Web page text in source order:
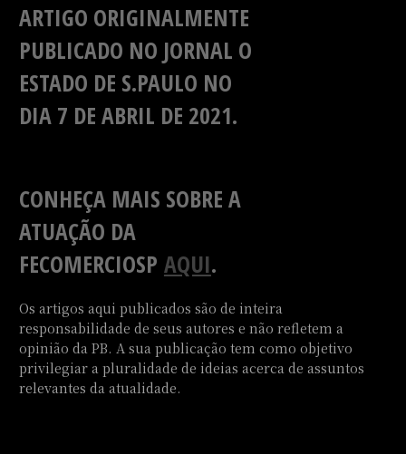
ARTIGO ORIGINALMENTE
PUBLICADO NO JORNAL O
ESTADO DE S.PAULO NO
DIA 7 DE ABRIL DE 2021.
CONHEÇA MAIS SOBRE A
ATUAÇÃO DA
FECOMERCIOSP AQUI.
Os artigos aqui publicados são de inteira
responsabilidade de seus autores e não refletem a
opinião da PB. A sua publicação tem como objetivo
privilegiar a pluralidade de ideias acerca de assuntos
relevantes da atualidade.